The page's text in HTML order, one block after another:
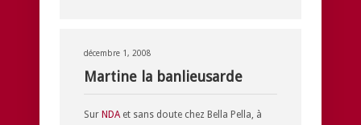
décembre 1, 2008
Martine la banlieusarde
Sur NDAet sans doute chez Bella Pella, à